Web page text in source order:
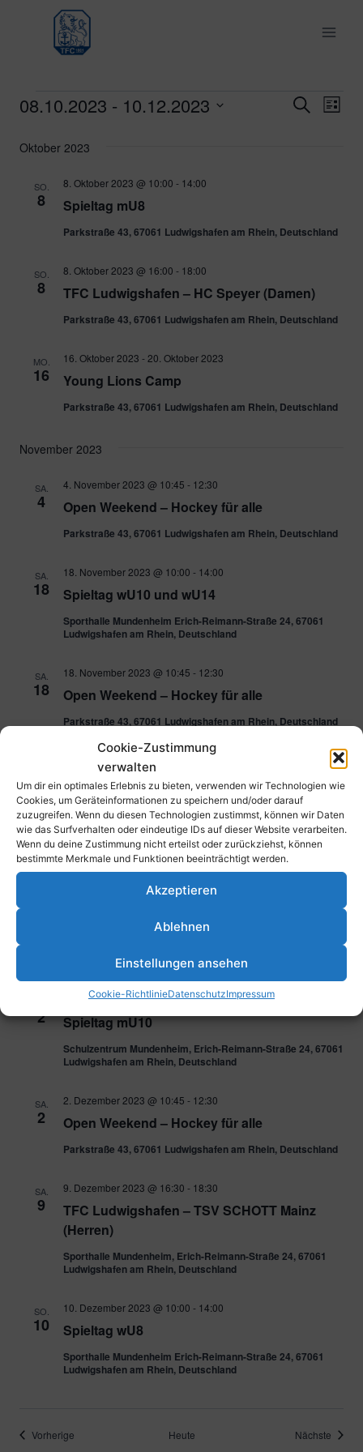
Cookie-Zustimmung
verwalten
Um dir ein optimales Erlebnis zu bieten, verwenden wir Technologien wie
Cookies, um Geräteinformationen zu speichern und/oder darauf
zuzugreifen. Wenn du diesen Technologien zustimmst, können wir Daten
wie das Surfverhalten oder eindeutige IDs auf dieser Website verarbeiten.
Wenn du deine Zustimmung nicht erteilst oder zurückziehst, können
bestimmte Merkmale und Funktionen beeinträchtigt werden.
Akzeptieren
Ablehnen
Einstellungen ansehen
Cookie-RichtlinieDatenschutzImpressum
springen
Veranstaltungen SucheListe
08.10.2023 - 10.12.2023
wählen.
Oktober 2023
SO.
8 Spieltag mU8
8. Oktober 2023 @ 10:00 - 14:00
Parkstraße 43, 67061 Ludwigshafen am Rhein, Deutschland
SO.
8 TFC Ludwigshafen – HC Speyer (Damen)
8. Oktober 2023 @ 16:00 - 18:00
Parkstraße 43, 67061 Ludwigshafen am Rhein, Deutschland
MO.
16 Young Lions Camp
16. Oktober 2023 - 20. Oktober 2023
Parkstraße 43, 67061 Ludwigshafen am Rhein, Deutschland
November 2023
SA.
4 Open Weekend – Hockey für alle
4. November 2023 @ 10:45 - 12:30
Parkstraße 43, 67061 Ludwigshafen am Rhein, Deutschland
SA.
18 Spieltag wU10 und wU14
18. November 2023 @ 10:00 - 14:00
Sporthalle Mundenheim Erich-Reimann-Straße 24, 67061
Ludwigshafen am Rhein, Deutschland
SA.
18 Open Weekend – Hockey für alle
18. November 2023 @ 10:45 - 12:30
Parkstraße 43, 67061 Ludwigshafen am Rhein, Deutschland
26 wU12 Oberliga Heimspieltag
26. November 2023 @ 13:00 18:00
Schulzentrum Mundenheim, Erich-Reimann-Straße 24, 67061
Ludwigshafen am Rhein, Deutschland
Dezember 2023
2. Dezember 2023 @ 10:00-14:00
Ludwigshafen am Rhein, Deutschland
2 Spieltag mU10
2. Dezember 2023 @ 10:00-18:00
Schulzentrum Mundenheim, Erich-Reimann-Straße 24, 67061
Ludwigshafen am Rhein, Deutschland
SA.
2 Open Weekend – Hockey für alle
2. Dezember 2023 @ 10:45 - 12:30
Parkstraße 43, 67061 Ludwigshafen am Rhein, Deutschland
SA.
9
TFC Ludwigshafen – TSV SCHOTT Mainz
(Herren)
9. Dezember 2023 @ 16:30 - 18:30
Sporthalle Mundenheim, Erich-Reimann-Straße 24, 67061
Ludwigshafen am Rhein, Deutschland
SO.
10 Spieltag wU8
10. Dezember 2023 @ 10:00 - 14:00
Sporthalle Mundenheim Erich-Reimann-Straße 24, 67061
Ludwigshafen am Rhein, Deutschland
Vorherige Heute Nächste